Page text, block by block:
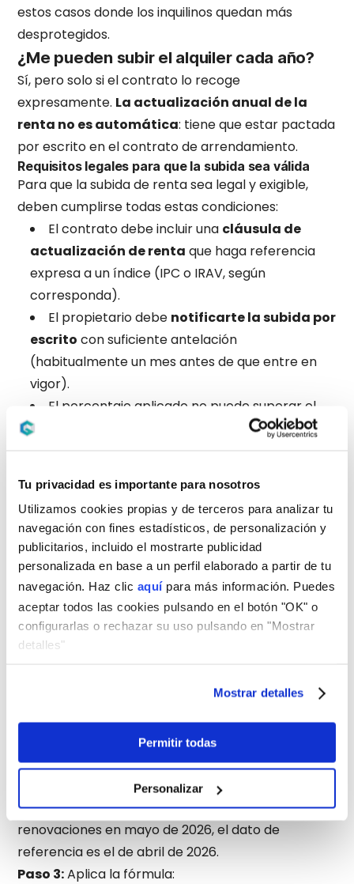
Tu privacidad es importante para nosotros
Utilizamos cookies propias y de terceros para analizar tu
navegación con fines estadísticos, de personalización y
publicitarios, incluido el mostrarte publicidad
personalizada en base a un perfil elaborado a partir de tu
navegación. Haz clic aquípara más información. Puedes
aceptar todos las cookies pulsando en el botón "OK" o
configurarlas o rechazar su uso pulsando en "Mostrar
detalles"
Mostrar detalles
Permitir todas
Personalizar
estos casos donde los inquilinos quedan más
desprotegidos.
¿Me pueden subir el alquiler cada año?
Sí, pero solo si el contrato lo recoge
expresamente. La actualización anual de la
renta no es automática: tiene que estar pactada
por escrito en el contrato de arrendamiento.
Requisitos legales para que la subida sea válida
Para que la subida de renta sea legal y exigible,
deben cumplirse todas estas condiciones:
El contrato debe incluir una cláusula de
actualización de renta que haga referencia
expresa a un índice (IPC o IRAV, según
corresponda).
El propietario debe notificarte la subida por
escrito con suficiente antelación
(habitualmente un mes antes de que entre en
vigor).
El porcentaje aplicado no puede superar el
que marque el índice de referencia en el mes
solo vale desde la fecha de actualización
antes.
Si tu contrato no incluye cláusula de
actualización, el propietario no puede subirte
la renta durante la vigencia del contrato.Así
de claro.
Cómo calcular la subida del alquiler paso
a paso
es sencillo si sabes qué índice te corresponde.
Paso 1:Identifica la fecha de firma de tu contrato
para saber si te aplica el IPC o el IRAV.
Paso 2:Localiza el índice correspondiente al mes
anterior a tu fecha de renovación. Puedes
consultarlo en la web oficial del INE (ine.es). Para
renovaciones en mayo de 2026, el dato de
referencia es el de abril de 2026.
Paso 3:Aplica la fórmula: